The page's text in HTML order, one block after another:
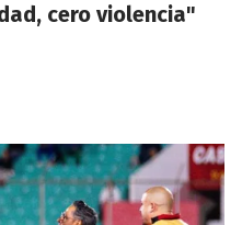
cero violencia"